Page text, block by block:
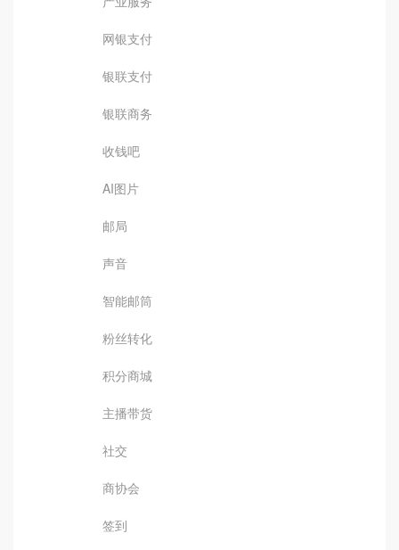
网银支付
银联支付
银联商务
收钱吧
AI图片
邮局
声音
智能邮筒
粉丝转化
积分商城
主播带货
社交
商协会
签到